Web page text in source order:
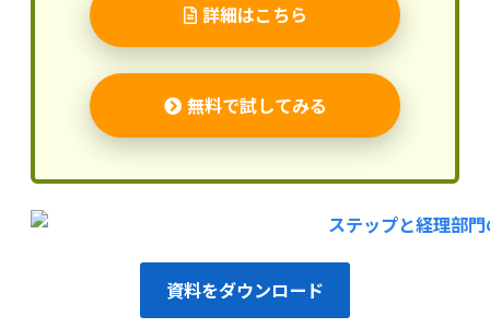
詳細はこちら
無料で試してみる
資料をダウンロード